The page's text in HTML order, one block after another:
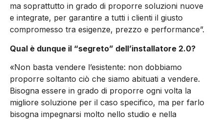
ma soprattutto in grado di proporre soluzioni nuove
e integrate, per garantire a tutti i clienti il giusto
compromesso tra esigenze, prezzo e performance”.
Qual è dunque il “segreto” dell’installatore 2.0?
«Non basta vendere l’esistente: non dobbiamo
proporre soltanto ciò che siamo abituati a vendere.
Bisogna essere in grado di proporre ogni volta la
migliore soluzione per il caso specifico, ma per farlo
bisogna impegnarsi molto nello studio e nella